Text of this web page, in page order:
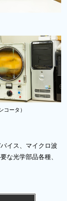
コータ）
イス、マイクロ波
な光学部品各種、